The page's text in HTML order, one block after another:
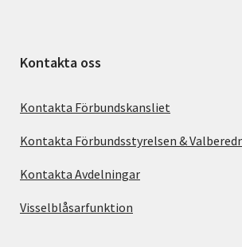
Kontakta oss
Kontakta Förbundskansliet
Kontakta Förbundsstyrelsen &
Kontakta Avdelningar
Visselblåsarfunktion